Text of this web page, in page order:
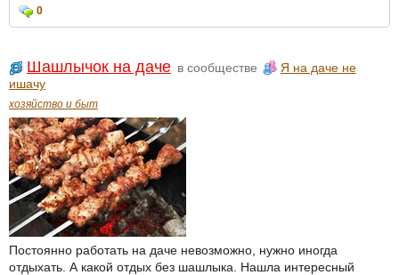
0
Шашлычок на даче в сообществе
Я на даче не
ишачу
хозяйство и быт
Постоянно работать на даче невозможно, нужно иногда
отдыхать. А какой отдых без шашлыка. Нашла интересный